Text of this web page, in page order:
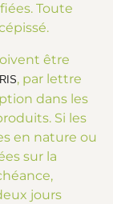
Toute
être
, par lettre
dans les
Si les
en nature ou
sur la
jours